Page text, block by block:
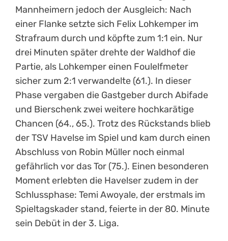
Mannheimern jedoch der Ausgleich: Nach
einer Flanke setzte sich Felix Lohkemper im
Strafraum durch und köpfte zum 1:1 ein. Nur
drei Minuten später drehte der Waldhof die
Partie, als Lohkemper einen Foulelfmeter
sicher zum 2:1 verwandelte (61.). In dieser
Phase vergaben die Gastgeber durch Abifade
und Bierschenk zwei weitere hochkarätige
Chancen (64., 65.). Trotz des Rückstands blieb
der TSV Havelse im Spiel und kam durch einen
Abschluss von Robin Müller noch einmal
gefährlich vor das Tor (75.). Einen besonderen
Moment erlebten die Havelser zudem in der
Schlussphase: Temi Awoyale, der erstmals im
Spieltagskader stand, feierte in der 80. Minute
sein Debüt in der 3. Liga.